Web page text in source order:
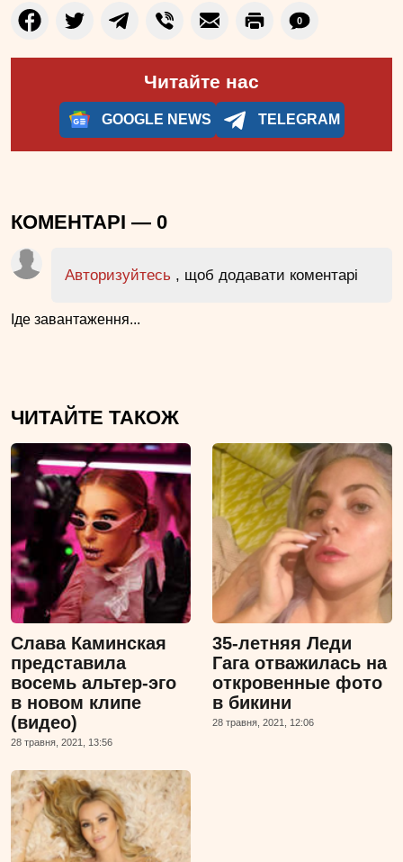
0
Читайте нас
GOOGLE NEWS TELEGRAM
КОМЕНТАРІ — 0
Авторизуйтесь , щоб додавати коментарі
Іде завантаження...
ЧИТАЙТЕ ТАКОЖ
Слава Каминская
представила
восемь альтер-эго
в новом клипе
(видео)
28 травня, 2021, 13:56
35-летняя Леди
Гага отважилась на
откровенные фото
в бикини
28 травня, 2021, 12:06